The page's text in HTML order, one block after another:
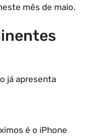
mês de maio.
já apresenta
é o iPhone